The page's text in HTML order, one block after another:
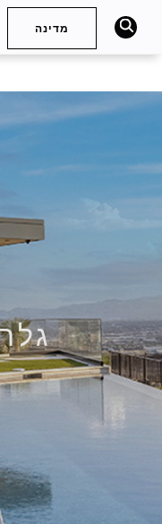
מדינה
חיפוש